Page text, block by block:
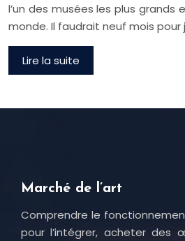
l’un des musées les plus grands
monde. Il faudrait neuf mois
Lire la suite
Marché de l’art
Comprendre le
pour l’intégrer, acheter des